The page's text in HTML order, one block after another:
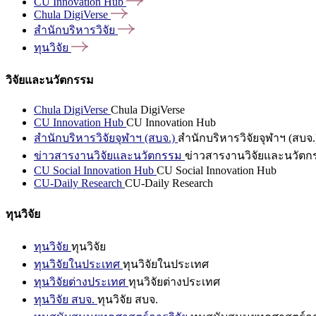
Chula DigiVerse
สำนักบริหารวิจัย
ทุนวิจัย
วิจัยและนวัตกรรม
Chula DigiVerse Chula DigiVerse
CU Innovation Hub CU Innovation Hub
สำนักบริหารวิจัยจุฬาฯ (สบจ.) สำนักบริหารวิจัยจุฬาฯ (สบจ
ข่าวสารงานวิจัยและนวัตกรรม ข่าวสารงานวิจัยและนวัตก
CU Social Innovation Hub CU Social Innovation Hub
CU-Daily Research CU-Daily Research
ทุนวิจัย
ทุนวิจัย ทุนวิจัย
ทุนวิจัยในประเทศ ทุนวิจัยในประเทศ
ทุนวิจัยต่างประเทศ ทุนวิจัยต่างประเทศ
ทุนวิจัย สบจ. ทุนวิจัย สบจ.